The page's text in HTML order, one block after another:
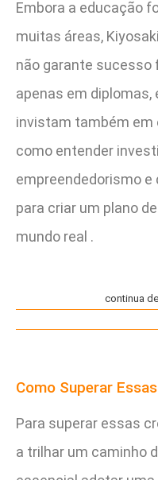
Embora a educação
muitas áreas,
não garante sucesso
apenas em diplomas,
invistam também em
como entender
empreendedorismo
para criar um plano
mundo real .
continua
Como Superar
Para superar essas
a trilhar um caminho